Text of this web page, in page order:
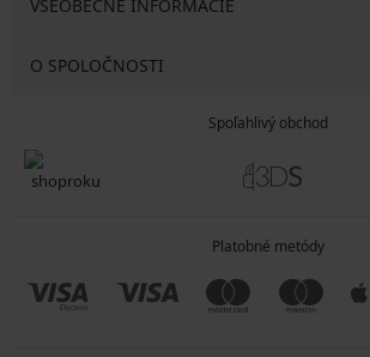
VŠEOBECNÉ INFORMÁCIE
O SPOLOČNOSTI
Spoľahlivý obchod
Platobné metódy